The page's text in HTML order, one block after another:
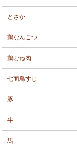
とさか
鶏なんこつ
鶏むね肉
七面鳥すじ
豚
牛
馬